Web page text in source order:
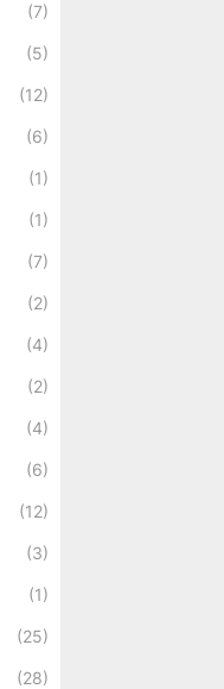
(7)
(5)
(12)
(6)
(1)
(1)
(7)
(2)
(4)
(2)
(4)
(6)
(12)
(3)
(1)
(25)
(28)